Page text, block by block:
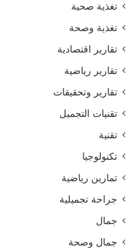
تغذية صحية
تغذية وصحة
تقارير اقتصادية
تقارير رياضية
تقارير وتحقيقات
تقنيات التجميل
تقنية
تكنولوجيا
تمارين رياضية
جراحة تجميلية
جمال
جمال وصحة